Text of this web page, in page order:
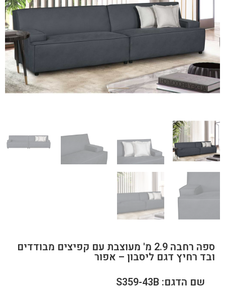
ספה רחבה 2.9 מ' מעוצבת עם קפיצים מבודדים
ובד רחיץ דגם ליסבון – אפור
שם הדגם: S359-43B